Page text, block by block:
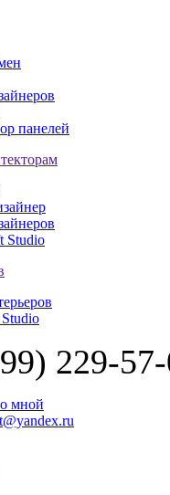
панелей
Studio
229-
мной